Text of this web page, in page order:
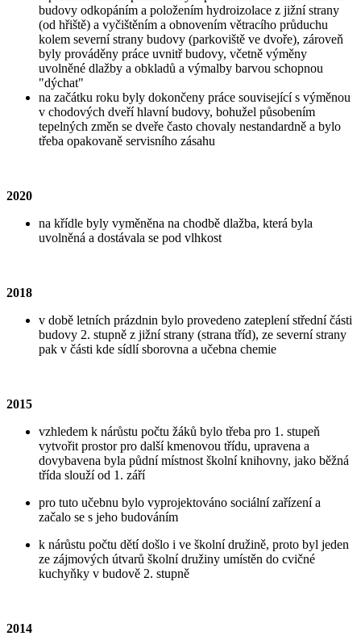
budovy odkopáním a položením hydroizolace z jižní strany
(od hřiště) a vyčištěním a obnovením větracího průduchu
kolem severní strany budovy (parkoviště ve dvoře), zároveň
byly prováděny práce uvnitř budovy, včetně výměny
uvolněné dlažby a obkladů a výmalby barvou schopnou
"dýchat"
na začátku roku byly dokončeny práce související s výměnou
v chodových dveří hlavní budovy, bohužel působením
tepelných změn se dveře často chovaly nestandardně a bylo
třeba opakovaně servisního zásahu
2020
na křídle byly vyměněna na chodbě dlažba, která byla
uvolněná a dostávala se pod vlhkost
2018
v době letních prázdnin bylo provedeno zateplení střední části
budovy 2. stupně z jižní strany (strana tříd), ze severní strany
pak v části kde sídlí sborovna a učebna chemie
2015
vzhledem k nárůstu počtu žáků bylo třeba pro 1. stupeň
vytvořit prostor pro další kmenovou třídu, upravena a
dovybavena byla půdní místnost školní knihovny, jako běžná
třída slouží od 1. září
pro tuto učebnu bylo vyprojektováno sociální zařízení a
začalo se s jeho budováním
k nárůstu počtu dětí došlo i ve školní družině, proto byl jeden
ze zájmových útvarů školní družiny umístěn do cvičné
kuchyňky v budově 2. stupně
2014